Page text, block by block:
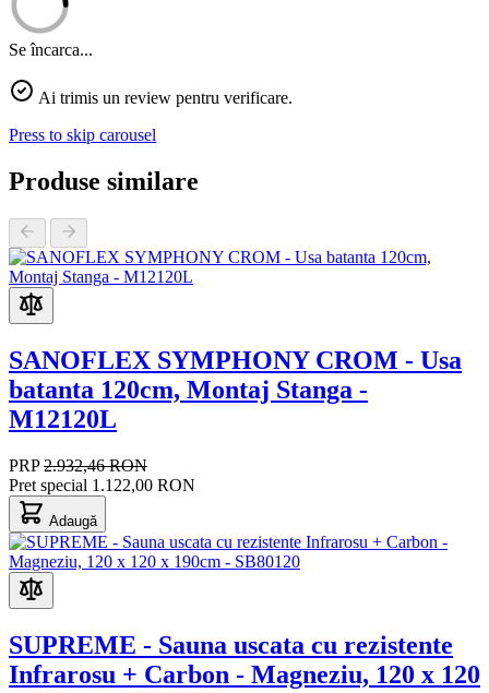
Se încarca...
Ai trimis un review pentru verificare.
Press to skip carousel
Produse similare
SANOFLEX SYMPHONY CROM - Usa
batanta 120cm, Montaj Stanga -
M12120L
PRP 2.932,46 RON
Pret special 1.122,00 RON
Adaugă
SUPREME - Sauna uscata cu rezistente
Infrarosu + Carbon - Magneziu, 120 x 120